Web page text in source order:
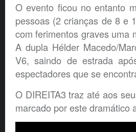
O evento ficou no entanto
pessoas (2 crianças de 8 e
com ferimentos graves uma
A dupla Hélder Macedo/
V6, saindo de estrada
espectadores que se
O DIREITA3 traz até aos
marcado por este dramático